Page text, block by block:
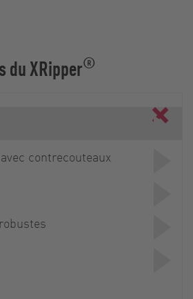
du XRipper®
contrecouteaux